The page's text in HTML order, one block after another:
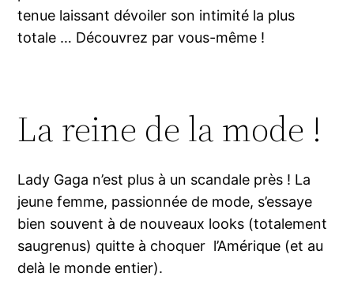
tenue laissant dévoiler son intimité la plus
totale … Découvrez par vous-même !
La reine de la mode !
Lady Gaga n’est plus à un scandale près ! La
jeune femme, passionnée de mode, s’essaye
bien souvent à de nouveaux looks (totalement
saugrenus) quitte à choquer l’Amérique (et au
delà le monde entier).